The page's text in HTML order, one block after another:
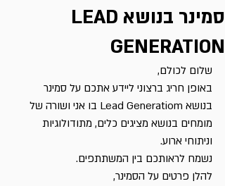
סמינר בנושא LEAD
GENERATION
שלום לכולם,
באופן חריג ברצוני ליידע אתכם על סמינר
בנושא Lead Generatiom בו אני ושורה של
מומחים בנושא מציגים כלים, מתודולוגיות
וניתוחי ארוע.
נשמח לראותכם בין המשתתפים.
להלן פרטים על הסמינר,